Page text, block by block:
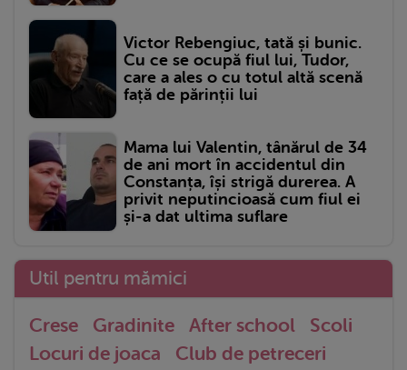
Victor Rebengiuc, tată și bunic.
Cu ce se ocupă fiul lui, Tudor,
care a ales o cu totul altă scenă
față de părinții lui
Mama lui Valentin, tânărul de 34
de ani mort în accidentul din
Constanța, își strigă durerea. A
privit neputincioasă cum fiul ei
și-a dat ultima suflare
Util pentru mămici
Crese Gradinite After school
Scoli
Locuri de joaca
Club de petreceri